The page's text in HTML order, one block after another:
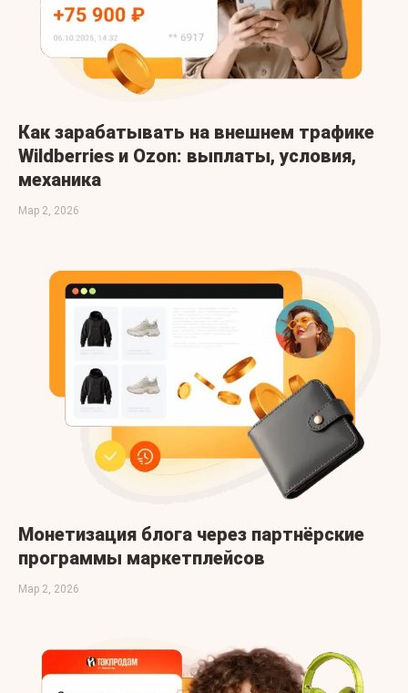
Как зарабатывать на внешнем трафике
Wildberries и Ozon: выплаты, условия,
механика
Мар 2, 2026
Монетизация блога через партнёрские
программы маркетплейсов
Мар 2, 2026